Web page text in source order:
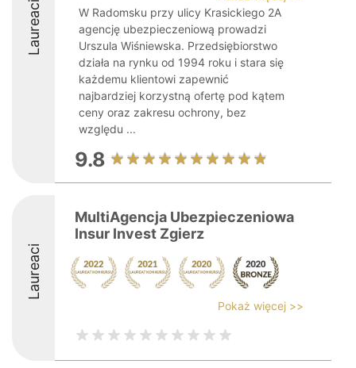
Laureaci
W Radomsku przy ulicy Krasickiego 2A
agencję ubezpieczeniową prowadzi
Urszula Wiśniewska. Przedsiębiorstwo
działa na rynku od 1994 roku i stara się
każdemu klientowi zapewnić
najbardziej korzystną ofertę pod kątem
ceny oraz zakresu ochrony, bez
względu ...
9.8
Laureaci
MultiAgencja Ubezpieczeniowa
Insur Invest Zgierz
Pokaż więcej >>